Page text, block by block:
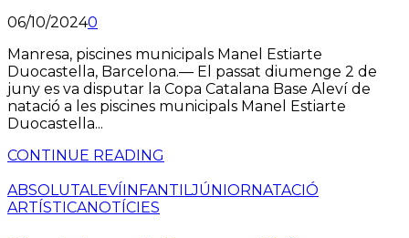
06/10/20240
Manresa, piscines municipals Manel Estiarte
Duocastella, Barcelona.— El passat diumenge 2 de
juny es va disputar la Copa Catalana Base Aleví de
natació a les piscines municipals Manel Estiarte
Duocastella...
CONTINUE READING
ABSOLUTALEVÍINFANTILJÚNIORNATACIÓ
ARTÍSTICANOTÍCIES